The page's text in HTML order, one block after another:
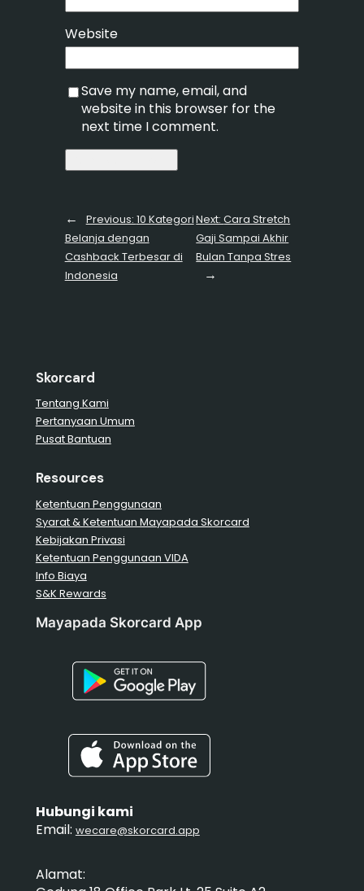
Website
Save my name, email, and
website in this browser for the
next time I comment.
← Previous: 10 Kategori
Belanja dengan
Cashback Terbesar di
Indonesia
Next:Cara Stretch
Gaji Sampai Akhir
Bulan Tanpa Stres
→
Skorcard
Tentang Kami
Pertanyaan Umum
Pusat Bantuan
Resources
Ketentuan Penggunaan
Syarat & Ketentuan Mayapada Skorcard
Kebijakan Privasi
Ketentuan Penggunaan VIDA
Info Biaya
S&K Rewards
Mayapada Skorcard App
Hubungi kami
Email: wecare@skorcard.app
Alamat: